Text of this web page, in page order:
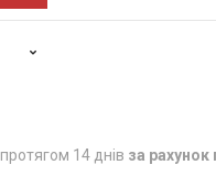
14 днів за рахунок